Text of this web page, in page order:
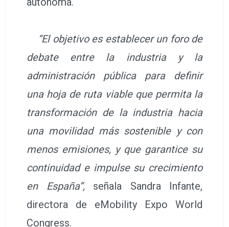
“El objetivo es establecer un foro de
debate entre la industria y la
administración pública para definir
una hoja de ruta viable que permita la
transformación de la industria hacia
una movilidad más sostenible y con
menos emisiones, y que garantice su
continuidad e impulse su crecimiento
en España”,señala Sandra Infante,
directora de eMobility Expo World
Congress.